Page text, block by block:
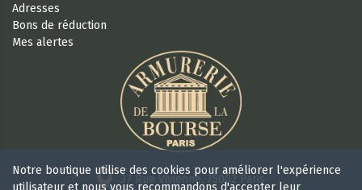
Adresses
Bons de réduction
Mes alertes
37 Rue Vivienne, 75002 Paris
Notre boutique utilise des cookies pour améliorer l'expérience
utilisateur et nous vous recommandons d'accepter leur